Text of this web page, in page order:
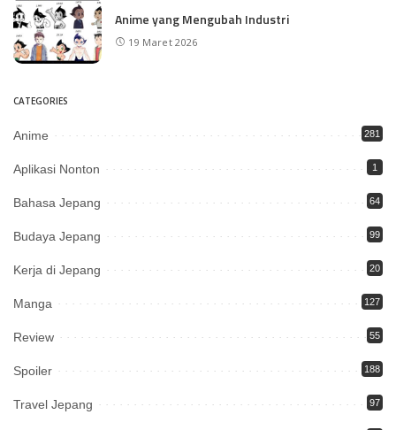
Anime yang Mengubah Industri
19 Maret 2026
CATEGORIES
Anime 281
Aplikasi Nonton 1
Bahasa Jepang 64
Budaya Jepang 99
Kerja di Jepang 20
Manga 127
Review 55
Spoiler 188
Travel Jepang 97